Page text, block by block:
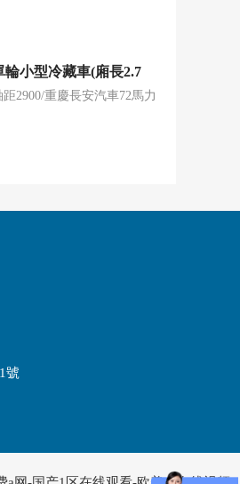
輪小型冷藏車(廂長2.7
2900/重慶長安汽車72馬力
號